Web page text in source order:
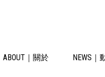
ABOUT｜關於 NEWS｜